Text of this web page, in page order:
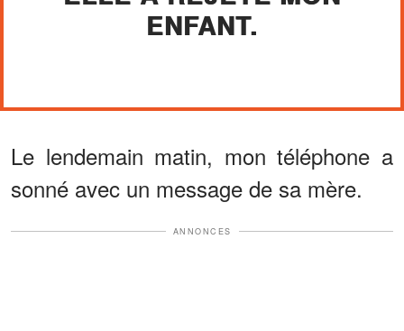
ENFANT.
Le lendemain matin, mon téléphone a
sonné avec un message de sa mère.
ANNONCES